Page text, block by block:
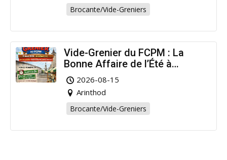
Brocante/Vide-Greniers
Vide-Grenier du FCPM : La
Bonne Affaire de l’Été à
Arinthod !
2026-08-15
Arinthod
Brocante/Vide-Greniers